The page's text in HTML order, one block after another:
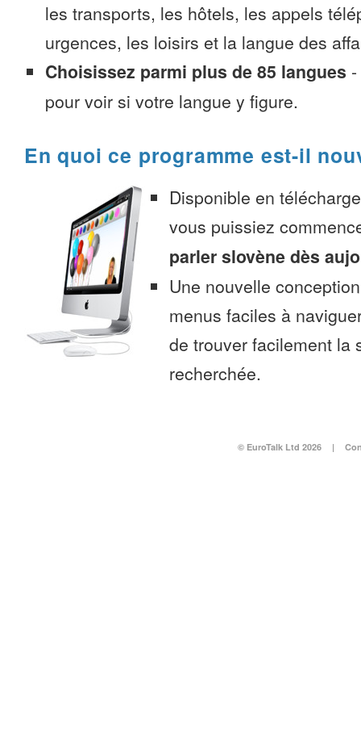
les transports, les hôtels, les appels
urgences, les loisirs et la langue des
Choisissez parmi plus de 85 langues -
pour voir si votre langue y figure.
En quoi ce programme est-il
Disponible en
vous puissiez
parler slovène dès
Une nouvelle
menus faciles à
de trouver facilement la
recherchée.
© EuroTalk Ltd 2026 |